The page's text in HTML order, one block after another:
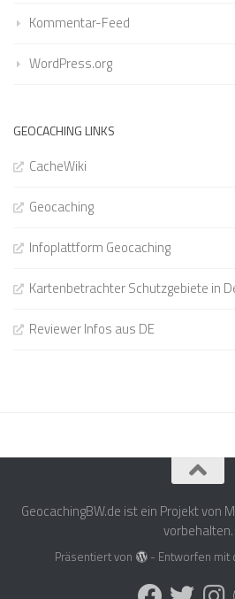
Kommentar-Feed
WordPress.org
GEOCACHING LINKS
CacheWiki
Geocaching
Infoplattform Geocaching
Kartenbetrachter Schutzgebiete in
Reviewer Infos aus DE
GeocachingBW.de ist ein Projekt von
vorbehalten.
Präsentiert von - Entworfen mit